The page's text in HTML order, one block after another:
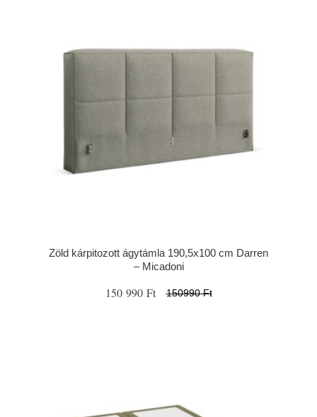
Zöld kárpitozott ágytámla 190,5x100 cm Darren
– Micadoni
150 990 Ft 150990 Ft